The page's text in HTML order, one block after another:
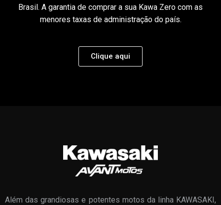
Brasil. A garantia de comprar a sua Kawa Zero com as
menores taxas de administração do país.
Clique aqui
Além das grandiosas e potentes motos da linha KAWASAKI,